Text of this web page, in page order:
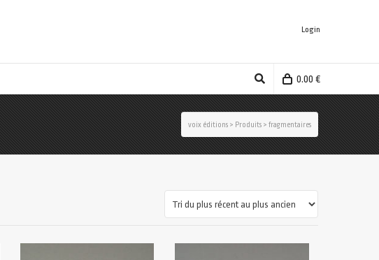
Login
0.00 €
voix éditions > Produits > fragmentaires